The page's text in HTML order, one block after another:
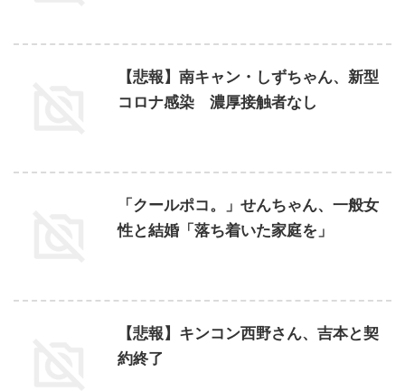
【悲報】南キャン・しずちゃん、新型
コロナ感染 濃厚接触者なし
「クールポコ。」せんちゃん、一般女
性と結婚「落ち着いた家庭を」
【悲報】キンコン西野さん、吉本と契
約終了